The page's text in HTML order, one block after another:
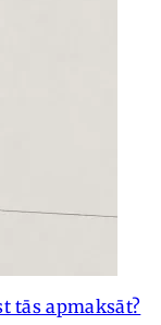
tās apmaksāt?